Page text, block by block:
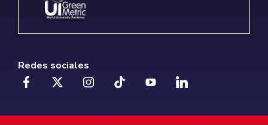
Redes sociales